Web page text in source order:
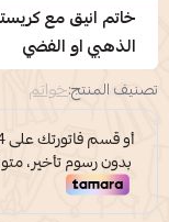
خاتم انيق مع
الذهبي او الفضي
تصنيف المنتج:خواتم